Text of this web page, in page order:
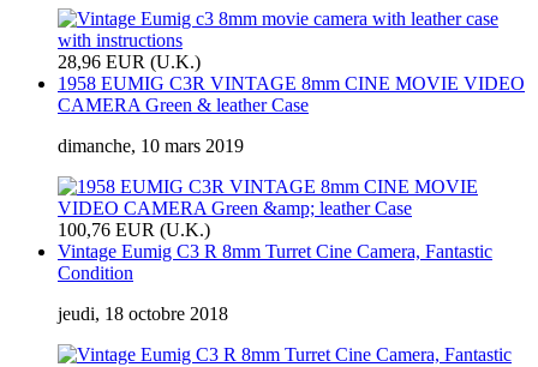
28,96 EUR (U.K.)
1958 EUMIG C3R VINTAGE 8mm CINE MOVIE VIDEO
CAMERA Green & leather Case
dimanche, 10 mars 2019
100,76 EUR (U.K.)
Vintage Eumig C3 R 8mm Turret Cine Camera, Fantastic
Condition
jeudi, 18 octobre 2018